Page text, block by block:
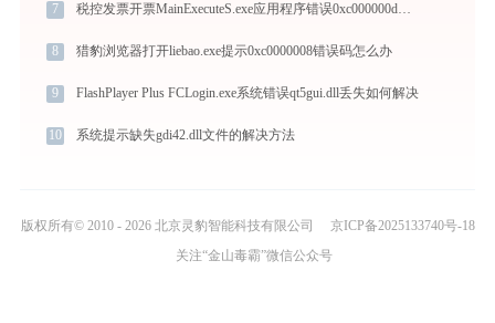
7 税控发票开票MainExecuteS.exe应用程序错误0xc000000d解决方法
8 猎豹浏览器打开liebao.exe提示0xc0000008错误码怎么办
9 FlashPlayer Plus FCLogin.exe系统错误qt5gui.dll丢失如何解决
10 系统提示缺失gdi42.dll文件的解决方法
版权所有© 2010 - 2026 北京灵豹智能科技有限公司
京ICP备2025133740号-18
关注“金山毒霸”微信公众号